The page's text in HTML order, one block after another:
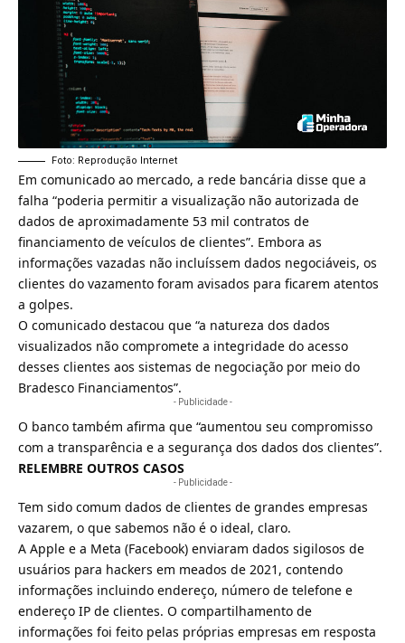
Foto: Reprodução Internet
Em comunicado ao mercado, a rede bancária disse que a
falha “poderia permitir a visualização não autorizada de
dados de aproximadamente 53 mil contratos de
financiamento de veículos de clientes”. Embora as
informações vazadas não incluíssem dados negociáveis, os
clientes do vazamento foram avisados para ficarem atentos
a golpes.
O comunicado destacou que “a natureza dos dados
visualizados não compromete a integridade do acesso
desses clientes aos sistemas de negociação por meio do
Bradesco Financiamentos”.
- Publicidade -
O banco também afirma que “aumentou seu compromisso
com a transparência e a segurança dos dados dos clientes”.
RELEMBRE OUTROS CASOS
- Publicidade -
Tem sido comum dados de clientes de grandes empresas
vazarem, o que sabemos não é o ideal, claro.
A Apple e a Meta (Facebook) enviaram dados sigilosos de
usuários para hackers em meados de 2021 , contendo
informações incluindo endereço, número de telefone e
endereço IP de clientes. O compartilhamento de
informações foi feito pelas próprias empresas em resposta